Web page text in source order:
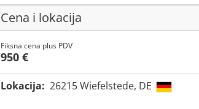
Cena i lokacija
Fiksna cena plus PDV
950 €
Lokacija: 26215 Wiefelstede, DE